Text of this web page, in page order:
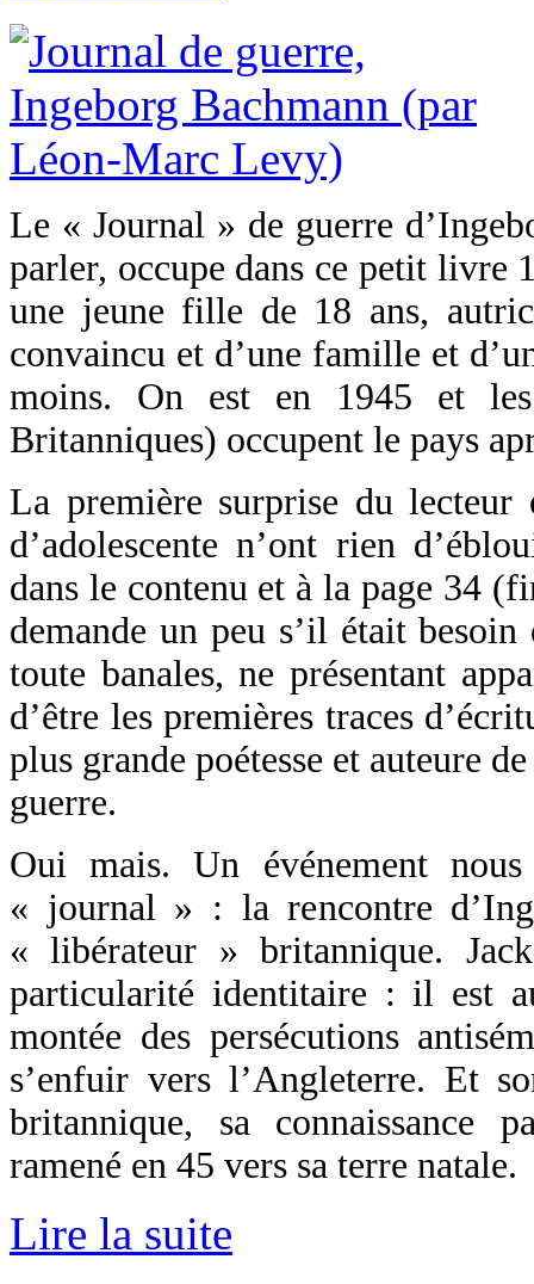
Le « Journal » de guerre
parler, occupe dans ce petit livre
une jeune fille de 18 ans,
convaincu et d’une famille et
moins. On est en 1945 et les
Britanniques) occupent le pays
La première surprise du lecteur
d’adolescente n’ont rien
dans le contenu et à la page 34
demande un peu s’il était
toute banales, ne présentant
d’être les premières traces
plus grande poétesse et auteure
guerre.
Oui mais. Un événement
« journal » : la rencontre
« libérateur » britannique.
particularité identitaire : il est
montée des persécutions
s’enfuir vers l’Angleterre. Et
britannique, sa connaissance
ramené en 45 vers sa terre natale.
Lire la suite